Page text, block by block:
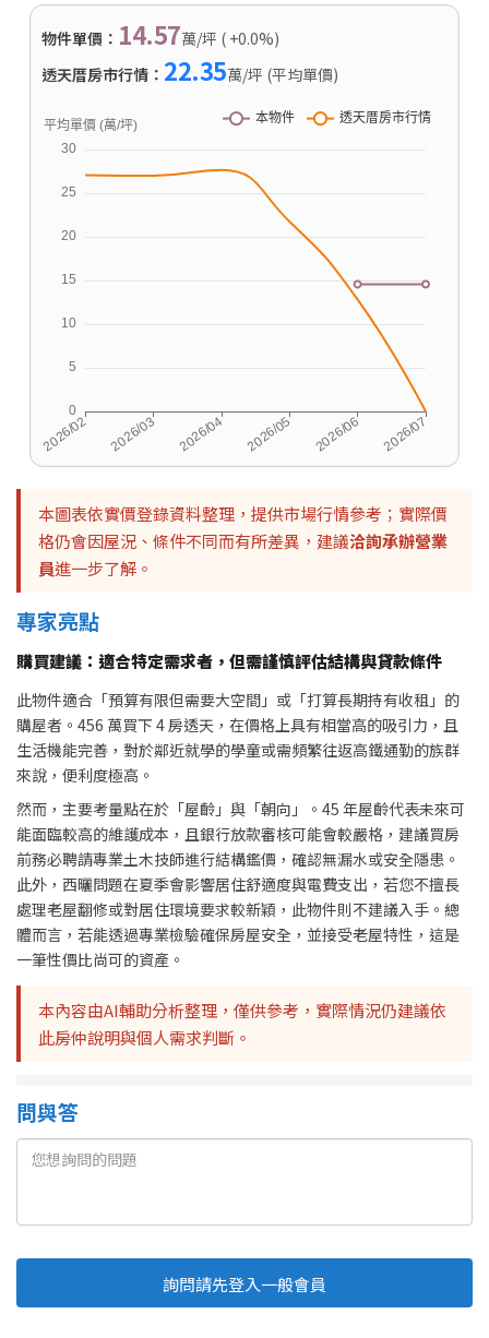
物件單價： 14.57萬/坪 ( +0.0%)
透天厝房市行情： 22.35萬/坪 (平均單價)
本圖表依實價登錄資料整理，提供市場行情參考；實際價
格仍會因屋況、條件不同而有所差異，建議洽詢承辦營業
員進一步了解。
專家亮點
購買建議：適合特定需求者，但需謹慎評估結構與貸款條件
此物件適合「預算有限但需要大空間」或「打算長期持有收租」的
購屋者。456 萬買下 4 房透天，在價格上具有相當高的吸引力，且
生活機能完善，對於鄰近就學的學童或需頻繁往返高鐵通勤的族群
來說，便利度極高。
然而，主要考量點在於「屋齡」與「朝向」。45 年屋齡代表未來可
能面臨較高的維護成本，且銀行放款審核可能會較嚴格，建議買房
前務必聘請專業土木技師進行結構鑑價，確認無漏水或安全隱患。
此外，西曬問題在夏季會影響居住舒適度與電費支出，若您不擅長
處理老屋翻修或對居住環境要求較新穎，此物件則不建議入手。總
體而言，若能透過專業檢驗確保房屋安全，並接受老屋特性，這是
一筆性價比尚可的資產。
本內容由AI輔助分析整理，僅供參考，實際情況仍建議依
此房仲說明與個人需求判斷。
問與答
詢問請先登入一般會員